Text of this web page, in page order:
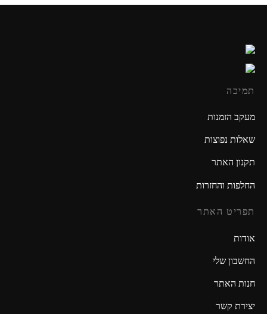
תמיכה
מעקב הזמנות
שאלות נפוצות
תקנון האתר
החלפות והחזרות
תפריט האתר
אודות
החשבון שלי
חנות האתר
יצירת קשר